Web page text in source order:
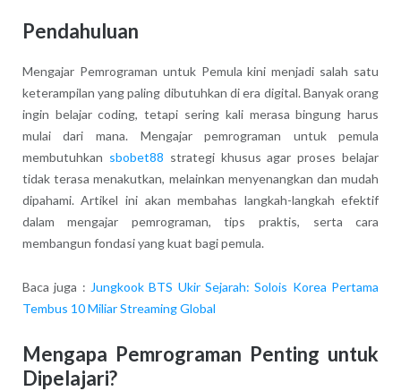
Pendahuluan
Mengajar Pemrograman untuk Pemula kini menjadi salah satu
keterampilan yang paling dibutuhkan di era digital. Banyak orang
ingin belajar coding, tetapi sering kali merasa bingung harus
mulai dari mana. Mengajar pemrograman untuk pemula
membutuhkan sbobet88 strategi khusus agar proses belajar
tidak terasa menakutkan, melainkan menyenangkan dan mudah
dipahami. Artikel ini akan membahas langkah-langkah efektif
dalam mengajar pemrograman, tips praktis, serta cara
membangun fondasi yang kuat bagi pemula.
Baca juga : Jungkook BTS Ukir Sejarah: Solois Korea Pertama
Tembus 10 Miliar Streaming Global
Mengapa Pemrograman Penting untuk
Dipelajari?